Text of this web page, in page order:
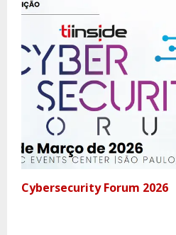
Cybersecurity Forum 2026